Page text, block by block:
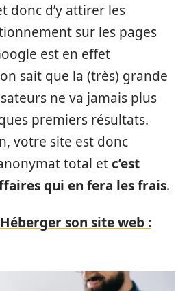
donc d’y attirer les
sur les pages
est en effet
sait que la (très) grande
ne va jamais plus
premiers résultats.
votre site est donc
total etc’est
qui en fera les frais.
Héberger son site web :